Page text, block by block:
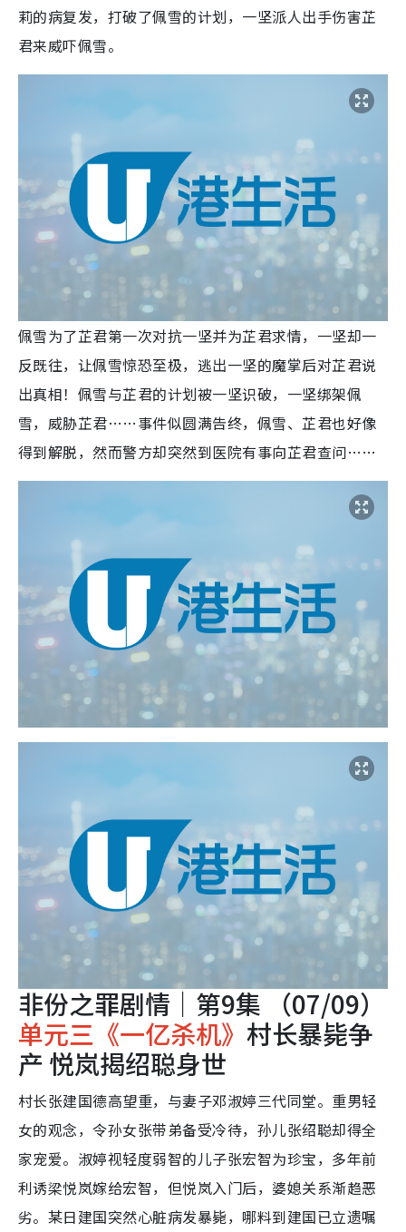
莉的病复发，打破了佩雪的计划，一坚派人出手伤害芷
君来威吓佩雪。
佩雪为了芷君第一次对抗一坚并为芷君求情，一坚却一
反既往，让佩雪惊恐至极，逃出一坚的魔掌后对芷君说
出真相！佩雪与芷君的计划被一坚识破，一坚绑架佩
雪，威胁芷君……事件似圆满告终，佩雪、芷君也好像
得到解脱，然而警方却突然到医院有事向芷君查问……
非份之罪剧情｜第9集 （07/09）
单元三《一亿杀机》 村长暴毙争
产 悦岚揭绍聪身世
村长张建国德高望重，与妻子邓淑婷三代同堂。重男轻
女的观念，令孙女张带弟备受冷待，孙儿张绍聪却得全
家宠爱。淑婷视轻度弱智的儿子张宏智为珍宝，多年前
利诱梁悦岚嫁给宏智，但悦岚入门后，婆媳关系渐趋恶
劣。某日建国突然心脏病发暴毙，哪料到建国已立遗嘱